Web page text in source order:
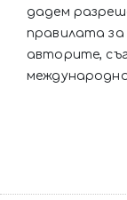
дадем
правилата за
авторите,